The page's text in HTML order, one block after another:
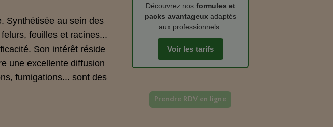
Synthétisée au sein des
feuilles et racines...
Son intérêt réside
une excellente diffusion
fumigations... sont des
Découvrez nos formules et
packs avantageuxadaptés
aux professionnels.
Voir les tarifs
Prendre RDV en ligne